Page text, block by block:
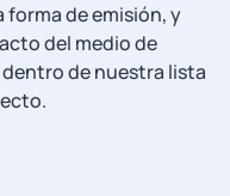
forma de emisión, y
del medio de
de nuestra lista